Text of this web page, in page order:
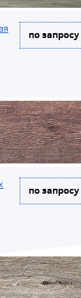
по запросу
по запросу